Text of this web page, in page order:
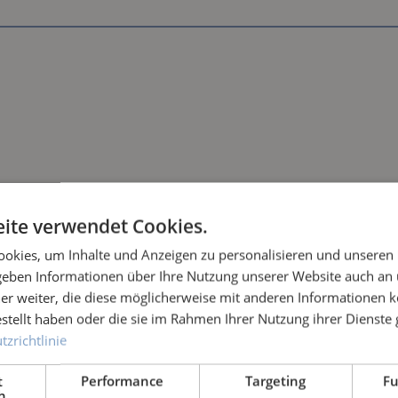
Wasser absaugen
erweitert den Einsatzbereich des
und andere Flüssigkeiten restlos absaugen - ideal
verwendet Cookies.
um Inhalte und Anzeigen zu personalisieren und
Informationen über Ihre Nutzung unserer Website auch an
weiter, die diese möglicherweise mit anderen Informationen
haben oder die sie im Rahmen Ihrer Nutzung ihrer Dienste
Performance Targeting